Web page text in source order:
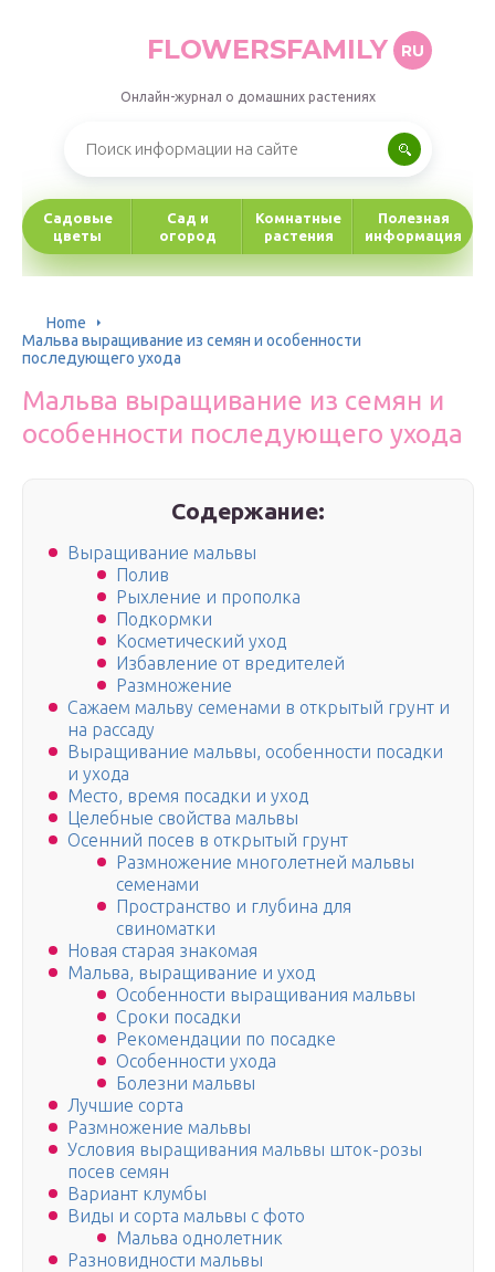
FLOWERSFAMILY RU
Онлайн-журнал о домашних растениях
Садовые
цветы
Сад и
огород
Комнатные
растения
Полезная
информация
Home
Мальва выращивание из семян и особенности
последующего ухода
Мальва выращивание из семян и
особенности последующего ухода
Содержание:
Выращивание мальвы
Полив
Рыхление и прополка
Подкормки
Косметический уход
Избавление от вредителей
Размножение
Сажаем мальву семенами в открытый грунт и
на рассаду
Выращивание мальвы, особенности посадки
и ухода
Место, время посадки и уход
Целебные свойства мальвы
Осенний посев в открытый грунт
Размножение многолетней мальвы
семенами
Пространство и глубина для
свиноматки
Новая старая знакомая
Мальва, выращивание и уход
Особенности выращивания мальвы
Сроки посадки
Рекомендации по посадке
Особенности ухода
Болезни мальвы
Лучшие сорта
Размножение мальвы
Условия выращивания мальвы шток-розы
посев семян
Вариант клумбы
Виды и сорта мальвы с фото
Мальва однолетник
Разновидности мальвы